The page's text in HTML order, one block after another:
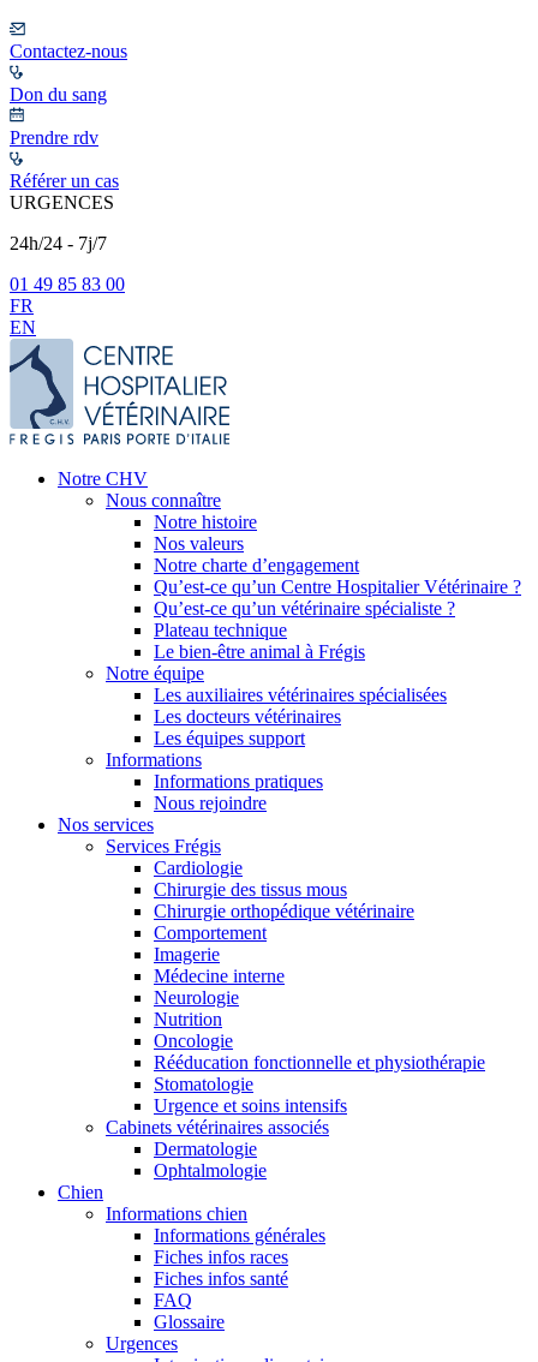
Contactez-nous
Don du sang
Prendre rdv
Référer un cas
URGENCES
24h/24 - 7j/7
01 49 85 83 00
FR
EN
Notre CHV
Nous connaître
Notre histoire
Nos valeurs
Notre charte d’engagement
Qu’est-ce qu’un Centre Hospitalier Vétérinaire ?
Qu’est-ce qu’un vétérinaire spécialiste ?
Plateau technique
Le bien-être animal à Frégis
Notre équipe
Les auxiliaires vétérinaires spécialisées
Les docteurs vétérinaires
Les équipes support
Informations
Informations pratiques
Nous rejoindre
Nos services
Services Frégis
Cardiologie
Chirurgie des tissus mous
Chirurgie orthopédique vétérinaire
Comportement
Imagerie
Médecine interne
Neurologie
Nutrition
Oncologie
Rééducation fonctionnelle et physiothérapie
Stomatologie
Urgence et soins intensifs
Cabinets vétérinaires associés
Dermatologie
Ophtalmologie
Chien
Informations chien
Informations générales
Fiches infos races
Fiches infos santé
FAQ
Glossaire
Urgences